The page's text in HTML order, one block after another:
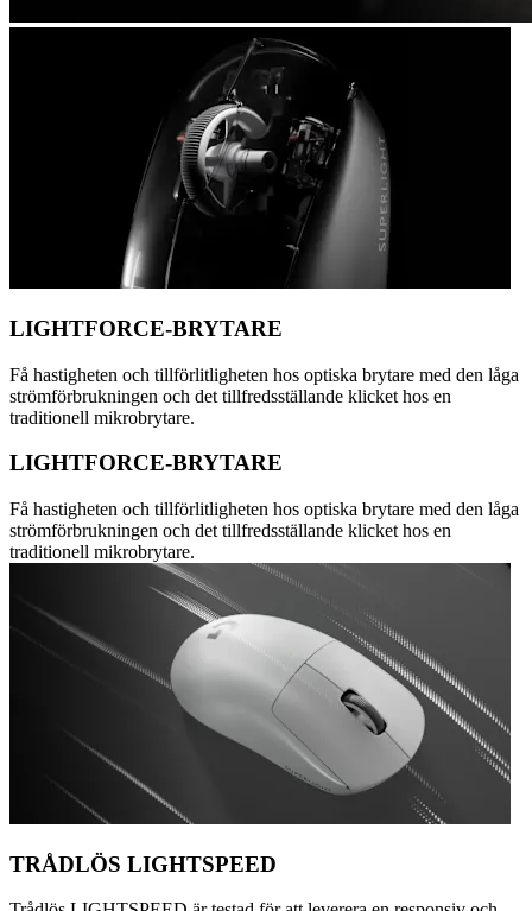
LIGHTFORCE-BRYTARE
Få hastigheten och tillförlitligheten hos optiska brytare med den låga
strömförbrukningen och det tillfredsställande klicket hos en
traditionell mikrobrytare.
LIGHTFORCE-BRYTARE
Få hastigheten och tillförlitligheten hos optiska brytare med den låga
strömförbrukningen och det tillfredsställande klicket hos en
traditionell mikrobrytare.
TRÅDLÖS LIGHTSPEED